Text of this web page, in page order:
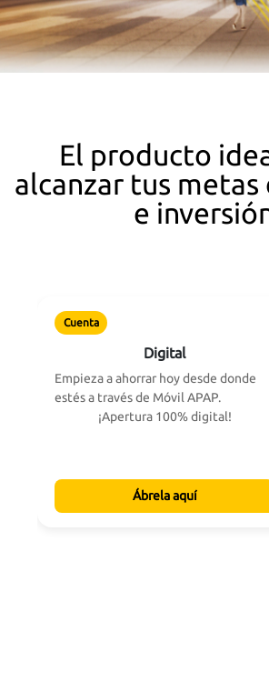
El producto
alcanzar tus metas
e
Cuenta
Digital
Empieza a ahorrar hoy desde donde
estés a través de Móvil APAP.
¡Apertura 100% digital!
Ábrela aquí